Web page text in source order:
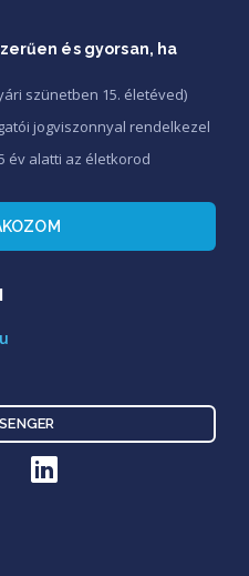
és gyorsan, ha
szünetben 15. életéved)
jogviszonnyal rendelkezel
év alatti az életkorod